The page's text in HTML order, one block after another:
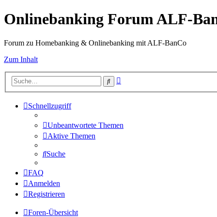
Onlinebanking Forum ALF-
Forum zu Homebanking & Onlinebanking mit ALF-BanCo
Zum Inhalt
Suche
Schnellzugriff
Unbeantwortete Themen
Aktive Themen
Suche
FAQ
Anmelden
Registrieren
Foren-Übersicht